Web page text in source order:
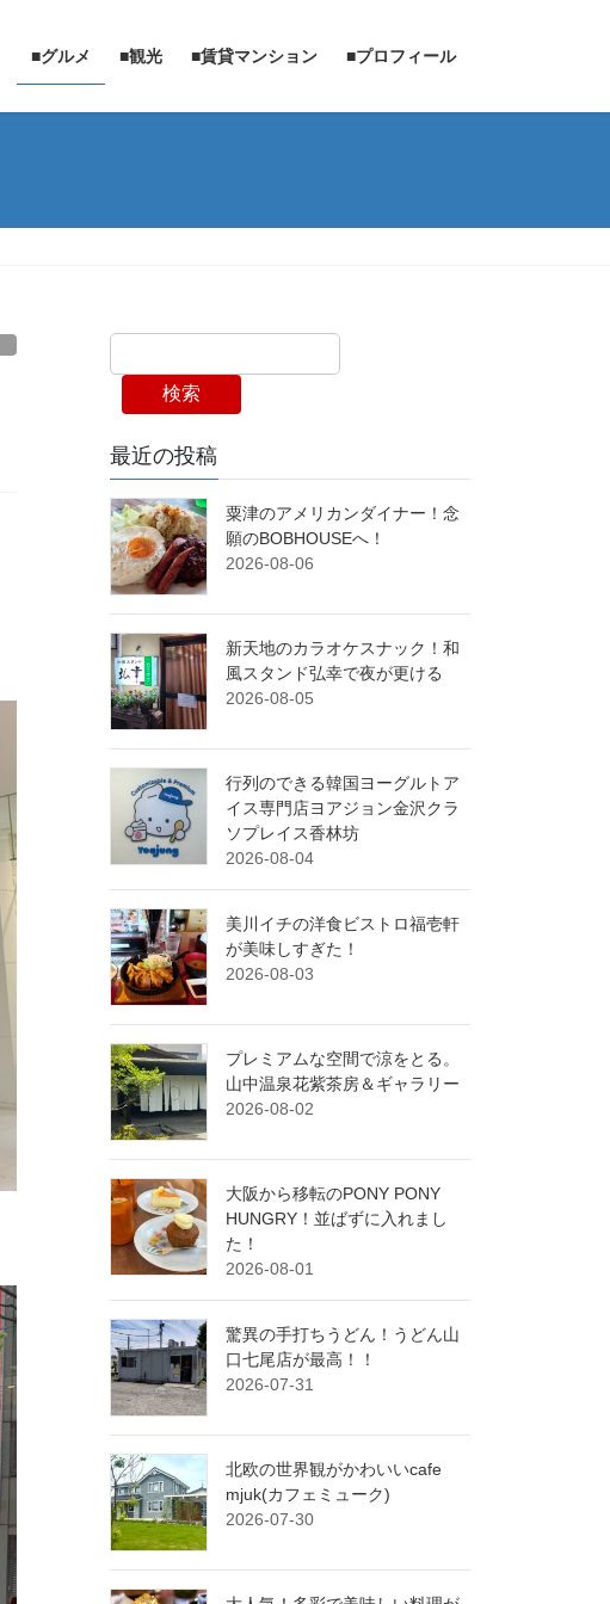
■グルメ ■観光 ■賃貸マンション ■プロフィール
検索
最近の投稿
粟津のアメリカンダイナー！念
願のBOBHOUSEへ！
2026-08-06
新天地のカラオケスナック！和
風スタンド弘幸で夜が更ける
2026-08-05
行列のできる韓国ヨーグルトア
イス専門店ヨアジョン金沢クラ
ソプレイス香林坊
2026-08-04
美川イチの洋食ビストロ福壱軒
が美味しすぎた！
2026-08-03
プレミアムな空間で涼をとる。
山中温泉花紫茶房＆ギャラリー
2026-08-02
大阪から移転のPONY PONY
HUNGRY！並ばずに入れまし
た！
2026-08-01
驚異の手打ちうどん！うどん山
口七尾店が最高！！
2026-07-31
北欧の世界観がかわいいcafe
mjuk(カフェミューク)
2026-07-30